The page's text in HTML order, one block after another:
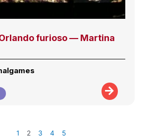
furioso — Martina
1 2 3 4 5